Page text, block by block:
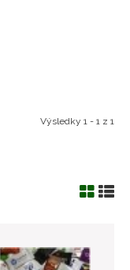
Výsledky 1 - 1 z 1